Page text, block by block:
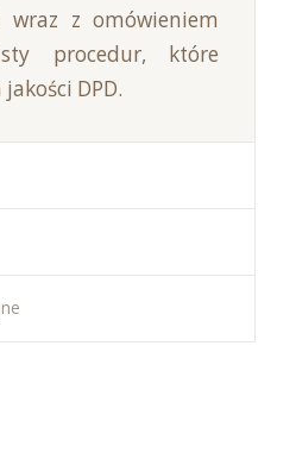
wraz z omówieniem
procedur, które
DPD.